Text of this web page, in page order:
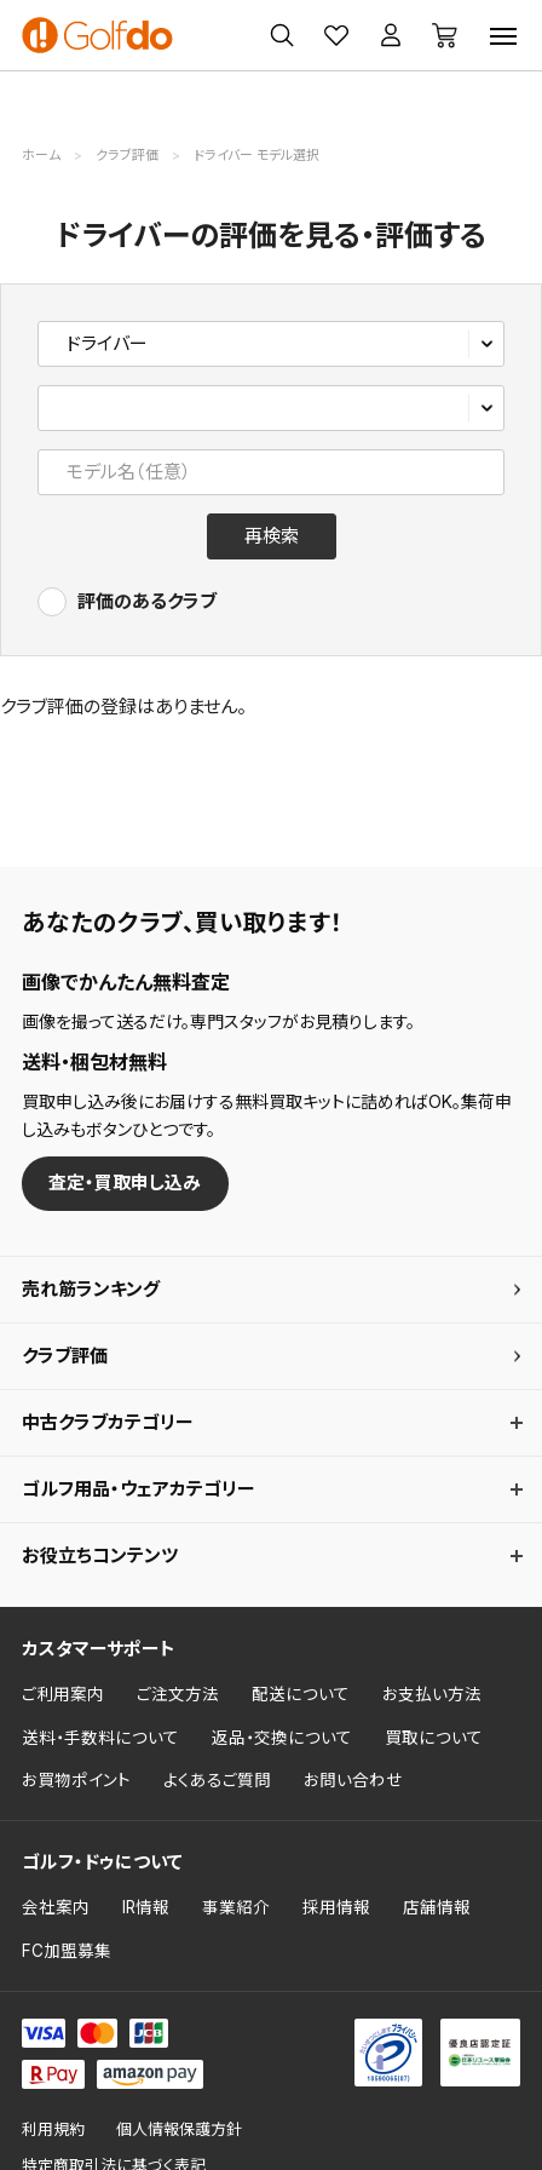
ゴルフ
クラブ
ゴルフ用品
買取
無料査定
クーポン
一覧
ホーム クラブ評価 ドライバー モデル選択
ドライバーの評価を見る・評価する
再検索
評価のあるクラブ
クラブ評価の登録はありません。
あなたのクラブ、 買い取ります！
画像でかんたん無料査定
画像を撮って送るだけ。専門スタッフがお見積りします。
送料・梱包材無料
買取申し込み後にお届けする無料買取キットに詰めればOK。集荷申
し込みもボタンひとつです。
査定・買取申し込み
売れ筋ランキング
クラブ評価
中古クラブカテゴリー
ゴルフ用品・ウェアカテゴリー
お役立ちコンテンツ
カスタマーサポート
ご利用案内 ご注文方法 配送について お支払い方法
送料・手数料について 返品・交換について 買取について
お買物ポイント よくあるご質問 お問い合わせ
ゴルフ・ドゥについて
会社案内 IR情報 事業紹介 採用情報 店舗情報
FC加盟募集
利用規約 個人情報保護方針
特定商取引法に基づく表記